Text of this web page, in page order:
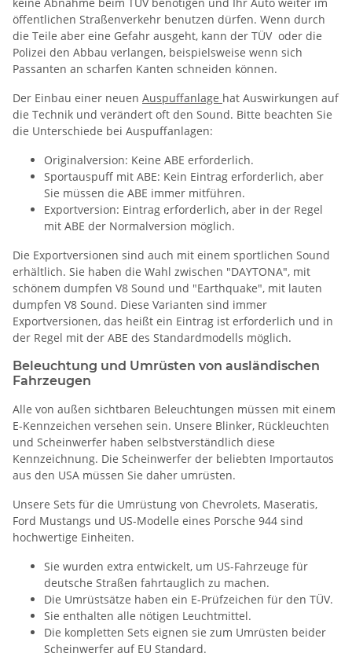
öffentlichen Straßenverkehr benutzen dürfen. Wenn durch
die Teile aber eine Gefahr ausgeht, kann der TÜV oder die
Polizei den Abbau verlangen, beispielsweise wenn sich
Passanten an scharfen Kanten schneiden können.
Der Einbau einer neuen Auspuffanlage hat Auswirkungen auf
die Technik und verändert oft den Sound. Bitte beachten Sie
die Unterschiede bei Auspuffanlagen:
Originalversion: Keine ABE erforderlich.
Sportauspuff mit ABE: Kein Eintrag erforderlich, aber
Sie müssen die ABE immer mitführen.
Exportversion: Eintrag erforderlich, aber in der Regel
mit ABE der Normalversion möglich.
Die Exportversionen sind auch mit einem sportlichen Sound
erhältlich. Sie haben die Wahl zwischen "DAYTONA", mit
schönem dumpfen V8 Sound und "Earthquake", mit lauten
dumpfen V8 Sound. Diese Varianten sind immer
Exportversionen, das heißt ein Eintrag ist erforderlich und in
der Regel mit der ABE des Standardmodells möglich.
Beleuchtung und Umrüsten von ausländischen
Fahrzeugen
Alle von außen sichtbaren Beleuchtungen müssen mit einem
E-Kennzeichen versehen sein. Unsere Blinker, Rückleuchten
und Scheinwerfer haben selbstverständlich diese
Kennzeichnung. Die Scheinwerfer der beliebten Importautos
aus den USA müssen Sie daher umrüsten.
Unsere Sets für die Umrüstung von Chevrolets, Maseratis,
Ford Mustangs und US-Modelle eines Porsche 944 sind
hochwertige Einheiten.
Sie wurden extra entwickelt, um US-Fahrzeuge für
deutsche Straßen fahrtauglich zu machen.
Die Umrüstsätze haben ein E-Prüfzeichen für den TÜV.
Sie enthalten alle nötigen Leuchtmittel.
Die kompletten Sets eignen sie zum Umrüsten beider
Scheinwerfer auf EU Standard.